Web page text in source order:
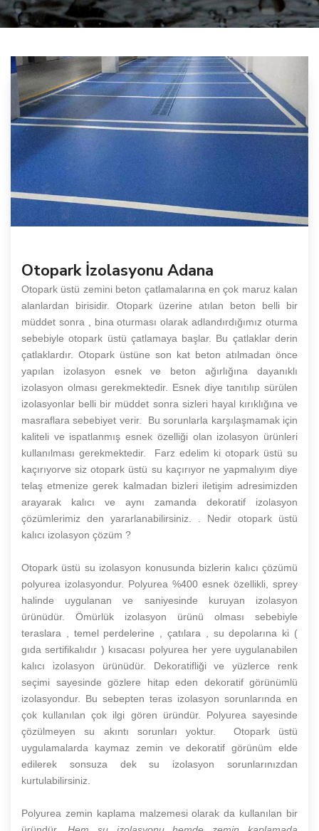
Otopark İzolasyonu Adana
Otopark üstü zemini beton çatlamalarına en çok maruz kalan
alanlardan birisidir. Otopark üzerine atılan beton belli bir
müddet sonra , bina oturması olarak adlandırdığımız oturma
sebebiyle otopark üstü çatlamaya başlar. Bu çatlaklar derin
çatlaklardır. Otopark üstüne son kat beton atılmadan önce
yapılan izolasyon esnek ve beton ağırlığına dayanıklı
izolasyon olması gerekmektedir. Esnek diye tanıtılıp sürülen
izolasyonlar belli bir müddet sonra sizleri hayal kırıklığına ve
masraflara sebebiyet verir. Bu sorunlarla karşılaşmamak için
kaliteli ve ispatlanmış esnek özelliği olan izolasyon ürünleri
kullanılması gerekmektedir. Farz edelim ki otopark üstü su
kaçırıyorve siz otopark üstü su kaçırıyor ne yapmalıyım diye
telaş etmenize gerek kalmadan bizleri iletişim adresimizden
arayarak kalıcı ve aynı zamanda dekoratif izolasyon
çözümlerimiz den yararlanabilirsiniz. . Nedir otopark üstü
kalıcı izolasyon çözüm ?
Otopark üstü su izolasyon konusunda bizlerin kalıcı çözümü
polyurea izolasyondur. Polyurea %400 esnek özellikli, sprey
halinde uygulanan ve saniyesinde kuruyan izolasyon
ürünüdür. Ömürlük izolasyon ürünü olması sebebiyle
teraslara , temel perdelerine , çatılara , su depolarına ki (
gıda sertifikalıdır ) kısacası polyurea her yere uygulanabilen
kalıcı izolasyon ürünüdür. Dekoratifliği ve yüzlerce renk
seçimi sayesinde gözlere hitap eden dekoratif görünümlü
izolasyondur. Bu sebepten teras izolasyon sorunlarında en
çok kullanılan çok ilgi gören üründür. Polyurea sayesinde
çözülmeyen su akıntı sorunları yoktur. Otopark üstü
uygulamalarda kaymaz zemin ve dekoratif görünüm elde
edilerek sonsuza dek su izolasyon sorunlarınızdan
kurtulabilirsiniz.
Polyurea zemin kaplama malzemesi olarak da kullanılan bir